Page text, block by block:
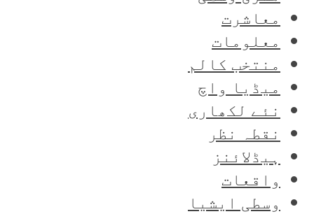
معاشرت
معلومات
منتخب کالم
میڈیا واچ
نئے لکھاری
نقطہ نظر
ہیڈلائنز
واقعات
وسطی ایشیا